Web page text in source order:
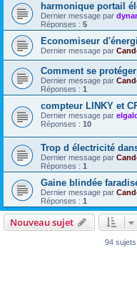
harmonique portail
Dernier message par
Réponses : 5
Economiseur
Dernier message par
Comment se
Dernier message par
Réponses : 1
compteur LINKY et
Dernier message par
Réponses : 10
Trop d électricité
Dernier message par
Réponses : 1
Gaine blindée
Dernier message par
Réponses : 1
Nouveau sujet
94 sujets